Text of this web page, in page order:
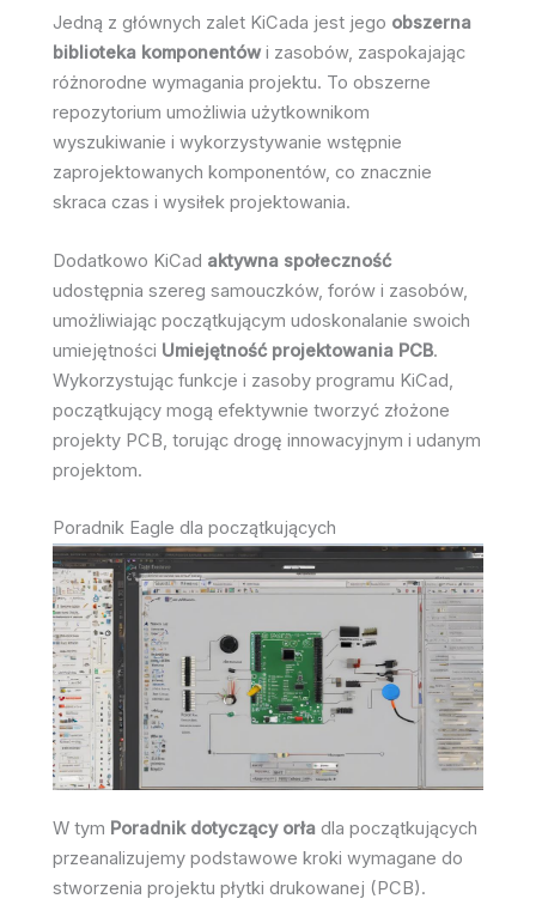
Jedną z głównych zalet KiCada jest jego obszerna
biblioteka komponentów i zasobów, zaspokajając
różnorodne wymagania projektu. To obszerne
repozytorium umożliwia użytkownikom
wyszukiwanie i wykorzystywanie wstępnie
zaprojektowanych komponentów, co znacznie
skraca czas i wysiłek projektowania.
Dodatkowo KiCad aktywna społeczność
udostępnia szereg samouczków, forów i zasobów,
umożliwiając początkującym udoskonalanie swoich
umiejętności Umiejętność projektowania PCB.
Wykorzystując funkcje i zasoby programu KiCad,
początkujący mogą efektywnie tworzyć złożone
projekty PCB, torując drogę innowacyjnym i udanym
projektom.
Poradnik Eagle dla początkujących
W tym Poradnik dotyczący orła dla początkujących
przeanalizujemy podstawowe kroki wymagane do
stworzenia projektu płytki drukowanej (PCB).